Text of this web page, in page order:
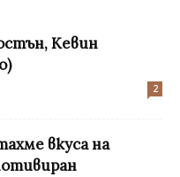
Кевин
2
вкуса на